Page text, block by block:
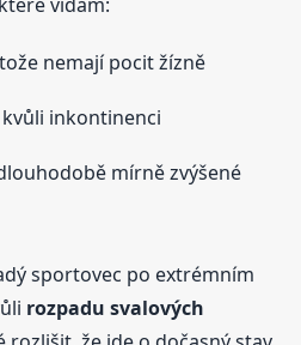
nemají pocit žízně
inkontinenci
mírně zvýšené
sportovec po extrémním
rozpadu svalových